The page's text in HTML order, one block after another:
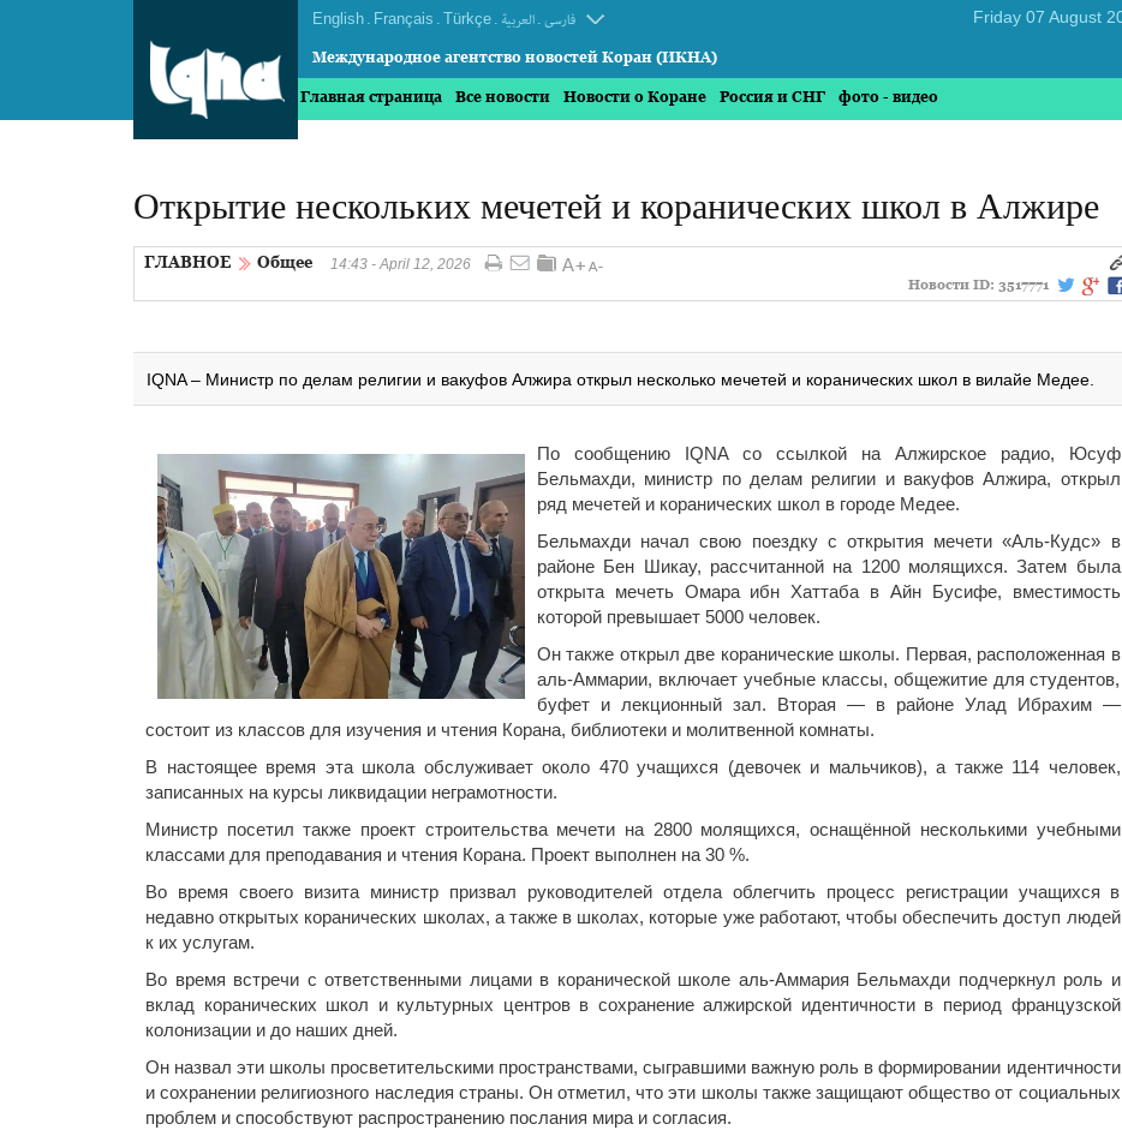
English . Français . Türkçe . العربیة . فارسی
Международное агентство новостей Коран (ИКНА)
Главная страница Все новости Новости о Коране Россия и СНГ фото - видео
Открытие нескольких мечетей и коранических школ в Алжире
ГЛАВНОЕ Общее
14:43 - April 12, 2026
Новости ID: 3517771
IQNA – Министр по делам религии и вакуфов Алжира открыл несколько мечетей и коранических школ в вилайе Медее.
По сообщению IQNA со ссылкой на Алжирское радио, Юсуф
Бельмахди, министр по делам религии и вакуфов Алжира, открыл
ряд мечетей и коранических школ в городе Медее.
Бельмахди начал свою поездку с открытия мечети «Аль‑Кудс» в
районе Бен Шикау, рассчитанной на 1200 молящихся. Затем была
открыта мечеть Омара ибн Хаттаба в Айн Бусифе, вместимость
которой превышает 5000 человек.
Он также открыл две коранические школы. Первая, расположенная в
аль-Аммарии, включает учебные классы, общежитие для студентов,
буфет и лекционный зал. Вторая — в районе Улад Ибрахим —
состоит из классов для изучения и чтения Корана, библиотеки и молитвенной комнаты.
В настоящее время эта школа обслуживает около 470 учащихся (девочек и мальчиков), а также 114 человек,
записанных на курсы ликвидации неграмотности.
Министр посетил также проект строительства мечети на 2800 молящихся, оснащённой несколькими учебными
классами для преподавания и чтения Корана. Проект выполнен на 30 %.
Во время своего визита министр призвал руководителей отдела облегчить процесс регистрации учащихся в
недавно открытых коранических школах, а также в школах, которые уже работают, чтобы обеспечить доступ людей
к их услугам.
Во время встречи с ответственными лицами в коранической школе аль-Аммария Бельмахди подчеркнул роль и
вклад коранических школ и культурных центров в сохранение алжирской идентичности в период французской
колонизации и до наших дней.
Он назвал эти школы просветительскими пространствами, сыгравшими важную роль в формировании идентичности
и сохранении религиозного наследия страны. Он отметил, что эти школы также защищают общество от социальных
проблем и способствуют распространению послания мира и согласия.